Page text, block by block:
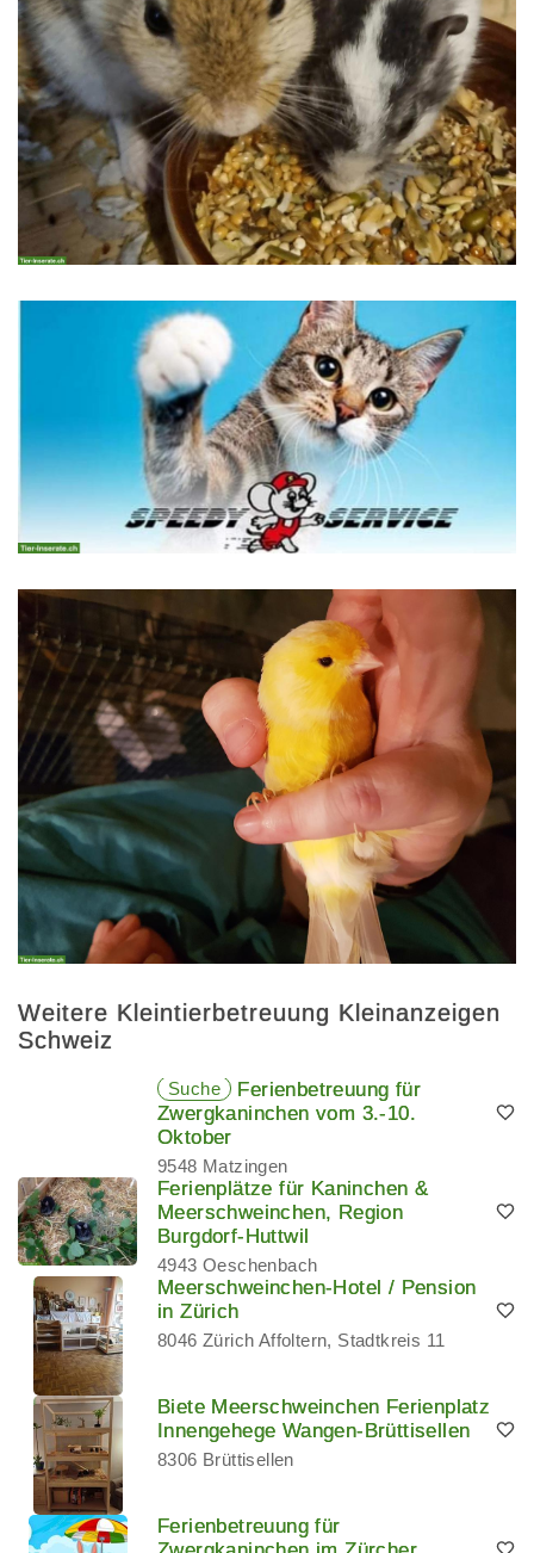
Weitere Kleintierbetreuung Kleinanzeigen
Schweiz
Suche
Ferienbetreuung für
Zwergkaninchen vom 3.-10.
Oktober
9548 Matzingen
Ferienplätze für Kaninchen &
Meerschweinchen, Region
Burgdorf-Huttwil
4943 Oeschenbach
Meerschweinchen-Hotel / Pension
in Zürich
8046 Zürich Affoltern, Stadtkreis 11
Biete Meerschweinchen Ferienplatz
Innengehege Wangen-Brüttisellen
8306 Brüttisellen
Ferienbetreuung für